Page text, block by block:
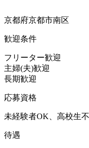
京都府京都市南区
歓迎条件
フリーター歓迎
主婦(夫)歓迎
長期歓迎
応募資格
未経験者OK、高校生
待遇